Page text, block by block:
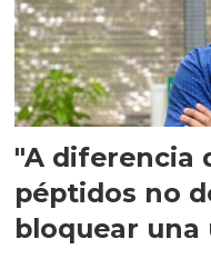
"A diferencia
péptidos no
bloquear